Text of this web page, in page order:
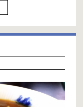
見えない部分かもしれま
て下さい。
、戦前までは東京も東京
並に権限を持っていて
市は対立、職員の給料
遣い。
いる維新の党しかいな
阪の公務員の数と給料